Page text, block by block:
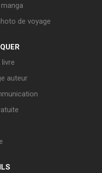
de voyage
livre
auteur